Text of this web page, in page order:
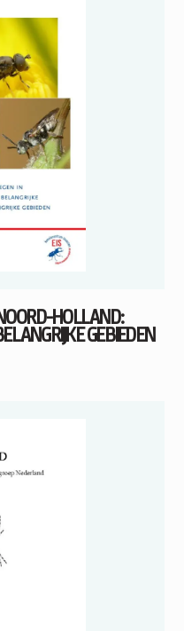
HOLLAND:
GEBIEDEN